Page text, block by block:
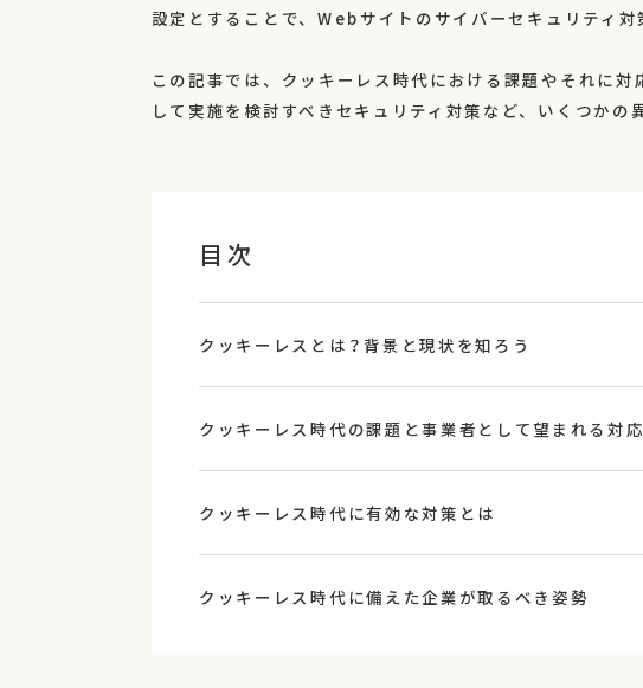
設定とすることで、Webサイトのサイバーセキュリティ対
この記事では、クッキーレス時代における課題やそれに
して実施を検討すべきセキュリティ対策など、いくつかの
目次
クッキーレスとは？背景と現状を知ろう
クッキーレス時代の課題と事業者として望まれる対応
クッキーレス時代に有効な対策とは
クッキーレス時代に備えた企業が取るべき姿勢